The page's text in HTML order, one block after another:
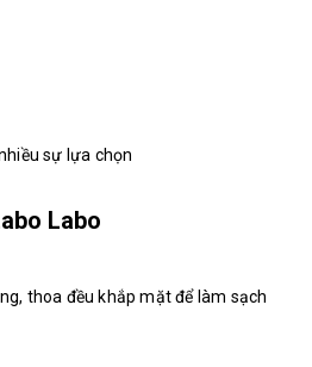
sự lựa chọn
Labo
thoa đều khắp mặt để làm sạch